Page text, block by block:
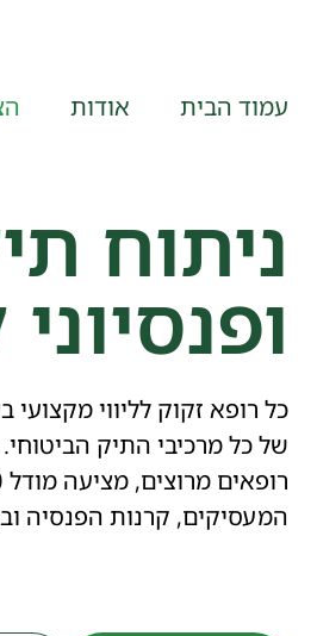
עמוד הבית אודות
ניתוח
כל רופא זקוק לליווי
המעסיקים, קרנות הפנסיה